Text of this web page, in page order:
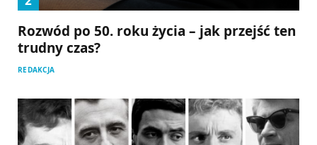
Rozwód po 50. roku życia – jak przejść ten
trudny czas?
REDAKCJA